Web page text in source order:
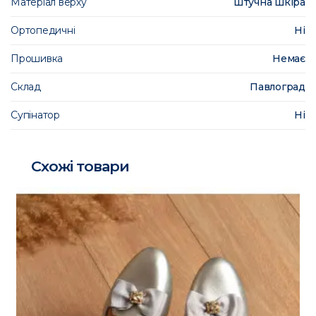
Ортопедичні Ні
Прошивка Немає
Склад Павлоград
Супінатор Ні
Схожі товари